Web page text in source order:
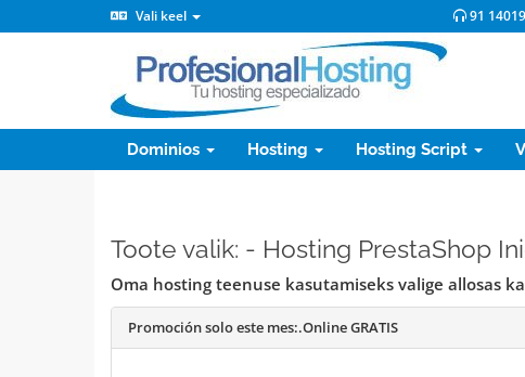
Vali keel 91
Dominios Hosting Hosting Script
Toote valik: - Hosting PrestaShop
Oma hosting teenuse kasutamiseks valige allosas
Promoción solo este mes:.Online GRATIS